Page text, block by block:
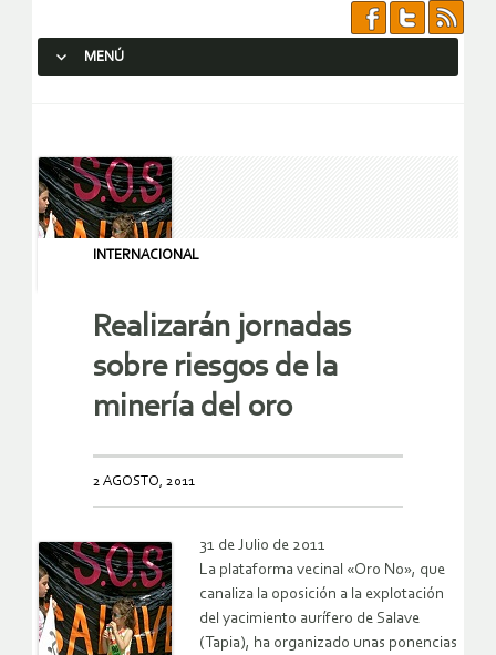
MENÚ
INTERNACIONAL
Realizarán jornadas
sobre riesgos de la
minería del oro
2 AGOSTO, 2011
31 de Julio de 2011
La plataforma vecinal «Oro No», que
canaliza la oposición a la explotación
del yacimiento aurífero de Salave
(Tapia), ha organizado unas ponencias